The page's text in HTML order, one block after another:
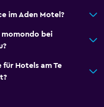
im Aden Motel?
bei
Hotels am Te